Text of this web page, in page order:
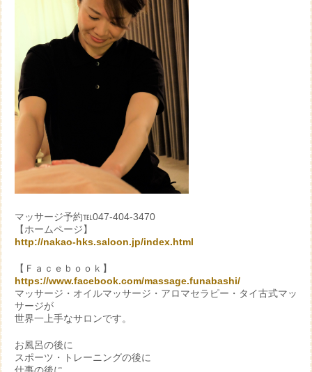
マッサージ予約℡047-404-3470
【ホームページ】
http://nakao-hks.saloon.jp/index.html
【Ｆａｃｅｂｏｏｋ】
https://www.facebook.com/massage.funabashi/
マッサージ・オイルマッサージ・アロマセラピー・タイ古式マッ
サージが
世界一上手なサロンです。
お風呂の後に
スポーツ・トレーニングの後に